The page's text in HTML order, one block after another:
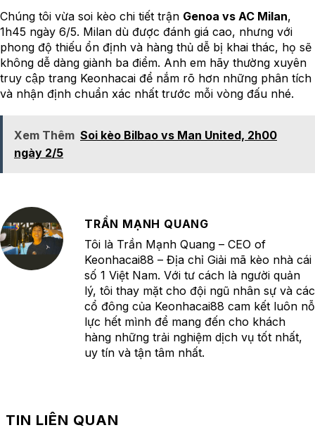
Chúng tôi vừa soi kèo chi tiết trận Genoa vs AC Milan,
1h45 ngày 6/5. Milan dù được đánh giá cao, nhưng với
phong độ thiếu ổn định và hàng thủ dễ bị khai thác, họ sẽ
không dễ dàng giành ba điểm. Anh em hãy thường xuyên
truy cập trang Keonhacai để nắm rõ hơn những phân tích
và nhận định chuẩn xác nhất trước mỗi vòng đấu nhé.
Xem Thêm Soi kèo Bilbao vs Man United, 2h00
ngày 2/5
TRẦN MẠNH QUANG
Tôi là Trần Mạnh Quang – CEO of
Keonhacai88 – Địa chỉ Giải mã kèo nhà cái
số 1 Việt Nam. Với tư cách là người quản
lý, tôi thay mặt cho đội ngũ nhân sự và các
cổ đông của Keonhacai88 cam kết luôn nỗ
lực hết mình để mang đến cho khách
hàng những trải nghiệm dịch vụ tốt nhất,
uy tín và tận tâm nhất.
TIN LIÊN QUAN